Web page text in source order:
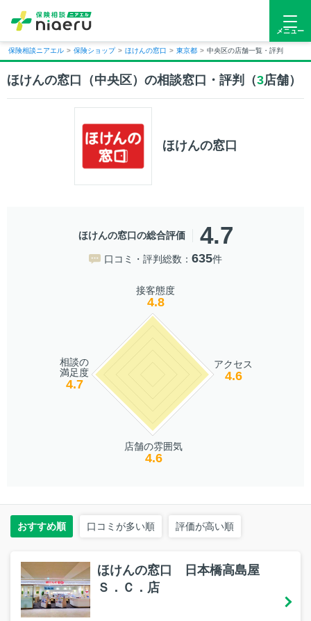
メニュー
保険相談ニアエル > 保険ショップ > ほけんの窓口 > 東京都 > 中央区の店舗一覧・評判
ほけんの窓口（中央区）の相談窓口・評判（3店舗）
ほけんの窓口
ほけんの窓口の総合評価 4.7
口コミ・評判総数：635件
接客態度
4.8
アクセス
4.6
店舗の雰囲気
4.6
相談の
満足度
4.7
おすすめ順 口コミが多い順 評価が高い順
ほけんの窓口 日本橋高島屋
Ｓ．Ｃ．店